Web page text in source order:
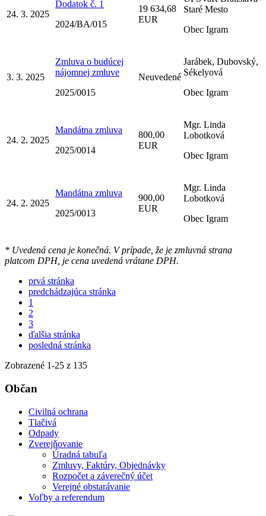
24. 3. 2025
Dodatok č. 1
2024/BA/015
19 634,68
EUR
Staré Mesto
Obec Igram
3. 3. 2025
Zmluva o budúcej
nájomnej zmluve
2025/0015
Neuvedené
Jarábek, Dubovský,
Sékelyová
Obec Igram
24. 2. 2025
Mandátna zmluva
2025/0014
800,00
EUR
Mgr. Linda
Lobotková
Obec Igram
24. 2. 2025
Mandátna zmluva
2025/0013
900,00
EUR
Mgr. Linda
Lobotková
Obec Igram
* Uvedená cena je konečná. V prípade, že je zmluvná strana
platcom DPH, je cena uvedená vrátane DPH.
prvá stránka
predchádzajúca stránka
1
2
3
ďalšia stránka
posledná stránka
Zobrazené 1-25 z 135
Občan
Civilná ochrana
Tlačivá
Odpady
Zverejňovanie
Úradná tabuľa
Zmluvy, Faktúry, Objednávky
Rozpočet a záverečný účet
Verejné obstarávanie
Voľby a referendum